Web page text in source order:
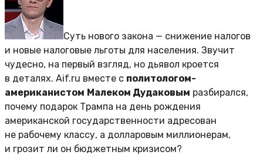
Суть нового закона — снижение налогов
и новые налоговые льготы для населения. Звучит
чудесно, на первый взгляд, но дьявол кроется
в деталях. Aif.ru вместе с политологом-
американистом Малеком Дудаковым разбирался,
почему подарок Трампа на день рождения
американской государственности адресован
не рабочему классу, а долларовым миллионерам,
и грозит ли он бюджетным кризисом?